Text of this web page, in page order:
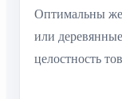
Оптимальны
или
целостность